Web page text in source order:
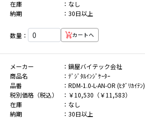
在庫
なし
納期
30日以上
数量： カートへ
メーカー
鍋屋バイテック会社
商品名
ﾃﾞｼﾞﾀﾙｲﾝｼﾞｹｰﾀｰ
品番
RDM-1.0-L-AN-OR (ﾋﾀﾞﾘｶｲﾃﾝ)
税別価格（税込）
￥10,530（￥11,583）
在庫
なし
納期
30日以上